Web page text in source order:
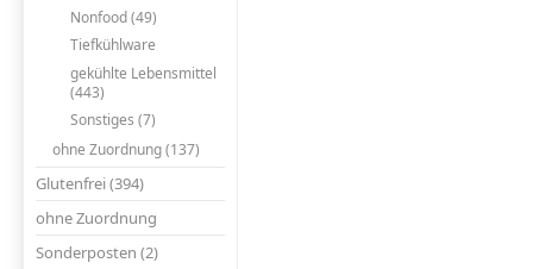
Nonfood (49)
Tiefkühlware
gekühlte Lebensmittel
(443)
Sonstiges (7)
ohne Zuordnung (137)
Glutenfrei (394)
ohne Zuordnung
Sonderposten (2)